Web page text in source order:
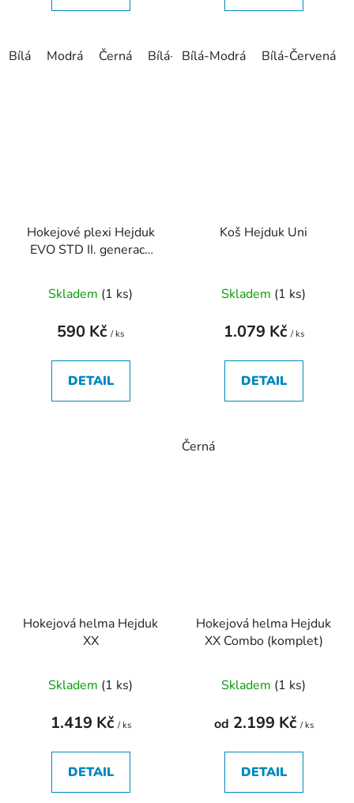
Bílá Modrá Černá Bílá-Černá Bílá-Modrá Modrá-
Bílá-Modrá Bílá-Červená
Hokejové plexi Hejduk
EVO STD II. generace
Skladem (1 ks)
590 Kč / ks
DETAIL
Koš Hejduk Uni
Skladem (1 ks)
1.079 Kč / ks
DETAIL
Černá
Hokejová helma Hejduk
XX
Skladem (1 ks)
1.419 Kč / ks
DETAIL
Hokejová helma Hejduk
XX Combo (komplet)
Skladem (1 ks)
od 2.199 Kč / ks
DETAIL